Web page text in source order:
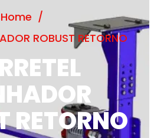
Home /
ROBUST RETORNO
RETORNO